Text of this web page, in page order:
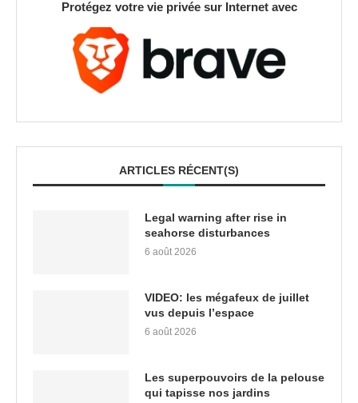
Protégez votre vie privée sur Internet avec
ARTICLES RÉCENT(S)
Legal warning after rise in
seahorse disturbances
6 août 2026
VIDEO: les mégafeux de juillet
vus depuis l’espace
6 août 2026
Les superpouvoirs de la pelouse
qui tapisse nos jardins